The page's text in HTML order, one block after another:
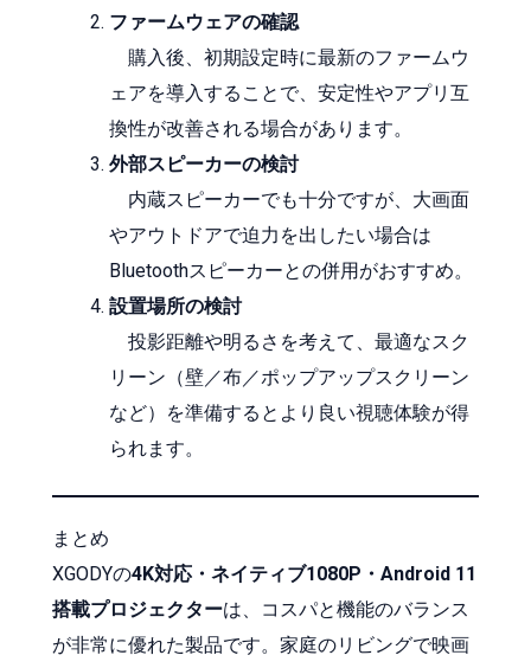
ファームウェアの確認
購入後、初期設定時に最新のファームウ
ェアを導入することで、安定性やアプリ互
換性が改善される場合があります。
外部スピーカーの検討
内蔵スピーカーでも十分ですが、大画面
やアウトドアで迫力を出したい場合は
Bluetoothスピーカーとの併用がおすすめ。
設置場所の検討
投影距離や明るさを考えて、最適なスク
リーン（壁／布／ポップアップスクリーン
など）を準備するとより良い視聴体験が得
られます。
まとめ
XGODYの4K対応・ネイティブ1080P・Android 11
搭載プロジェクターは、コスパと機能のバランス
が非常に優れた製品です。家庭のリビングで映画